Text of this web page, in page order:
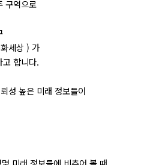
구역으로
세상 ) 가
합니다.
성 높은 미래 정보들이